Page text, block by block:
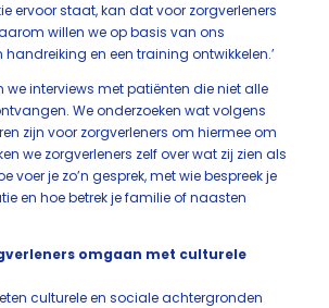
ervoor staat, kan dat voor zorgverleners
willen we op basis van ons
handreiking en een training ontwikkelen.’
we interviews met patiënten die niet alle
We onderzoeken wat volgens
zijn voor zorgverleners om hiermee om
we zorgverleners zelf over wat zij zien als
voer je zo’n gesprek, met wie bespreek je
en hoe betrek je familie of naasten
omgaan met culturele
culturele en sociale achtergronden